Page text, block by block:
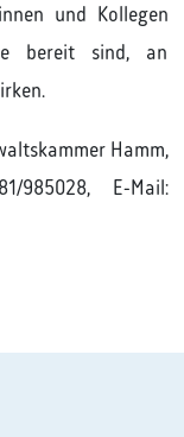
und Kollegen
bereit sind, an
Hamm,
985028, E-Mail: